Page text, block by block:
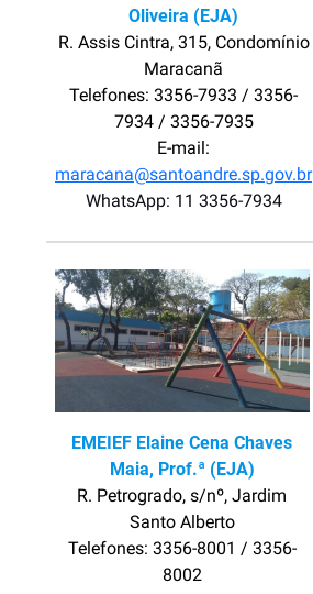
Oliveira (EJA)
R. Assis Cintra, 315, Condomínio
Maracanã
Telefones: 3356-7933 / 3356-
7934 / 3356-7935
E-mail:
maracana@santoandre.sp.gov.br
WhatsApp: 11 3356-7934
EMEIEF Elaine Cena Chaves
Maia, Prof.ª (EJA)
R. Petrogrado, s/nº, Jardim
Santo Alberto
Telefones: 3356-8001 / 3356-
8002